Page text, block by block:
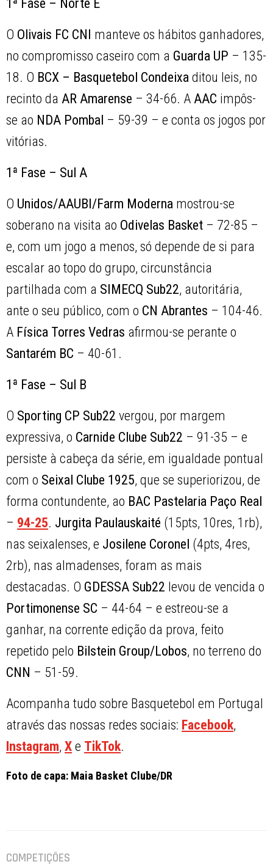
1ª Fase – Norte E
O Olivais FC CNI
manteve os hábitos ganhadores,
no compromisso caseiro com a Guarda UP – 135-
18. O BCX – Basquetebol Condeixa ditou leis, no
recinto da AR Amarense – 34-66. A AAC impôs-
se ao NDA Pombal – 59-39 – e conta os jogos por
vitórias.
1ª Fase – Sul A
O Unidos/AAUBI/Farm Moderna mostrou-se
soberano na visita ao Odivelas Basket – 72-85 –
e, com um jogo a menos, só depende de si para
escalar ao topo do grupo, circunstância
partilhada com a SIMECQ Sub22, autoritária,
ante o seu público, com o CN Abrantes – 104-46.
A Física Torres Vedras afirmou-se perante o
Santarém BC – 40-61.
1ª Fase – Sul B
O Sporting CP Sub22 vergou, por margem
expressiva, o Carnide Clube Sub22 – 91-35 – e
persiste à cabeça da série, em igualdade pontual
com o Seixal Clube 1925, que se superiorizou, de
forma contundente, ao BAC Pastelaria Paço Real
– 94-25. Jurgita Paulauskaité (15pts, 10res, 1rb),
nas seixalenses, e Josilene Coronel (4pts, 4res,
2rb), nas almadenses, foram as mais
destacadas. O GDESSA Sub22 levou de vencida o
Portimonense SC – 44-64 – e estreou-se a
ganhar, na corrente edição da prova, feito
repetido pelo Bilstein Group/Lobos, no terreno do
CNN – 51-59.
Acompanha tudo sobre Basquetebol em Portugal
através das nossas redes sociais: Facebook,
Instagram,X e TikTok.
Foto de capa: Maia Basket Clube/DR
COMPETIÇÕES